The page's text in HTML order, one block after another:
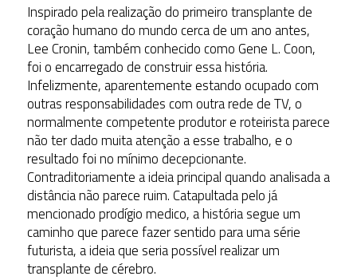
Inspirado pela realização do primeiro transplante de
coração humano do mundo cerca de um ano antes,
Lee Cronin, também conhecido como Gene L. Coon,
foi o encarregado de construir essa história.
Infelizmente, aparentemente estando ocupado com
outras responsabilidades com outra rede de TV, o
normalmente competente produtor e roteirista parece
não ter dado muita atenção a esse trabalho, e o
resultado foi no mínimo decepcionante.
Contraditoriamente a ideia principal quando analisada a
distância não parece ruim. Catapultada pelo já
mencionado prodígio medico, a história segue um
caminho que parece fazer sentido para uma série
futurista, a ideia que seria possível realizar um
transplante de cérebro.